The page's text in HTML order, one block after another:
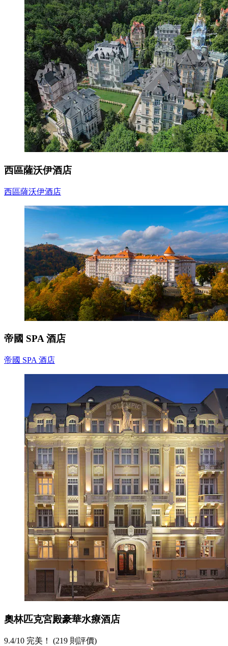
西區薩沃伊酒店
西區薩沃伊酒店
帝國 SPA 酒店
帝國 SPA 酒店
奧林匹克宮殿豪華水療酒店
9.4/10 完美！ (219 則評價)